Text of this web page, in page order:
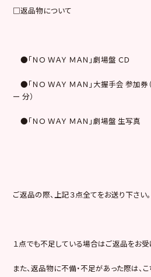
□返品物について
●「ＮＯ ＷＡＹ ＭＡＮ」劇場盤 ＣＤ
●「ＮＯ ＷＡＹ ＭＡＮ」大握手会 参加券
ー 分）
●「ＮＯ ＷＡＹ ＭＡＮ」劇場盤 生写真
ご返品の際、上記３点全てをお送り下さい。
１点でも不足している場合はご返品をお受
また、返品物に不備・不足があった際は、